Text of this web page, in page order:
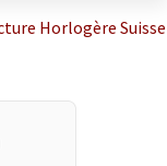
Horlogère Suisse